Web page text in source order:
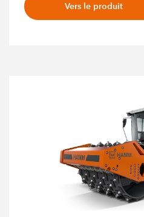
Vers le produit